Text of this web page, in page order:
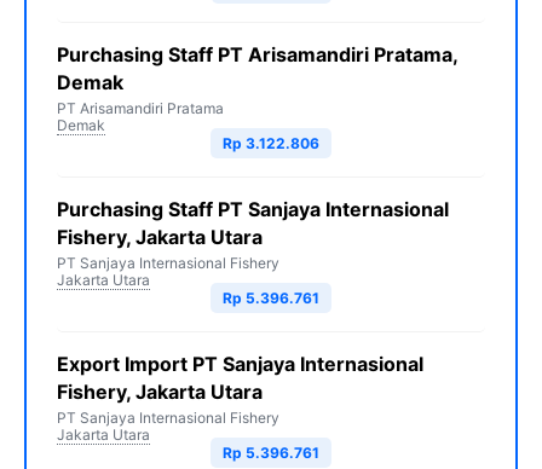
Purchasing Staff PT Arisamandiri Pratama,
Demak
PT Arisamandiri Pratama
Demak
Rp 3.122.806
Purchasing Staff PT Sanjaya Internasional
Fishery, Jakarta Utara
PT Sanjaya Internasional Fishery
Jakarta Utara
Rp 5.396.761
Export Import PT Sanjaya Internasional
Fishery, Jakarta Utara
PT Sanjaya Internasional Fishery
Jakarta Utara
Rp 5.396.761